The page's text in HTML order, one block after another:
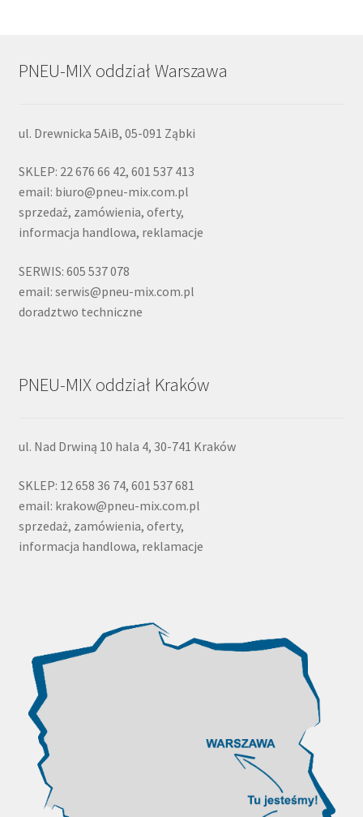
PNEU-MIX oddział Warszawa
ul. Drewnicka 5AiB, 05-091 Ząbki
SKLEP: 22 676 66 42, 601 537 413
email: biuro@pneu-mix.com.pl
sprzedaż, zamówienia, oferty,
informacja handlowa, reklamacje
SERWIS: 605 537 078
email: serwis@pneu-mix.com.pl
doradztwo techniczne
PNEU-MIX oddział Kraków
ul. Nad Drwiną 10 hala 4, 30-741 Kraków
SKLEP: 12 658 36 74, 601 537 681
email: krakow@pneu-mix.com.pl
sprzedaż, zamówienia, oferty,
informacja handlowa, reklamacje